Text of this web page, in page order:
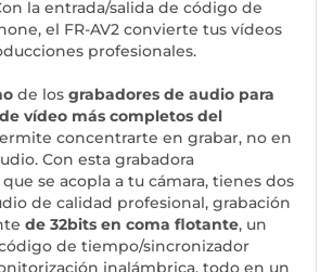
la entrada/salida de código de
el FR-AV2 convierte tus vídeos
profesionales.
de los grabadores de audio para
vídeo más completos del
concentrarte en grabar, no en
Con esta grabadora
se acopla a tu cámara, tienes dos
de calidad profesional, grabación
de 32bits en coma flotante, un
de tiempo/sincronizador
inalámbrica, todo en un